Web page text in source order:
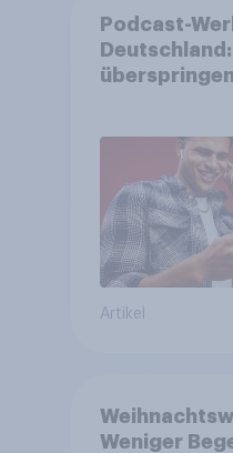
Podcast-
Artikel
Weniger